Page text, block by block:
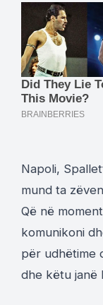
Napoli,
mund ta
Që në
komunikoni
për udhëtime
dhe këtu janë